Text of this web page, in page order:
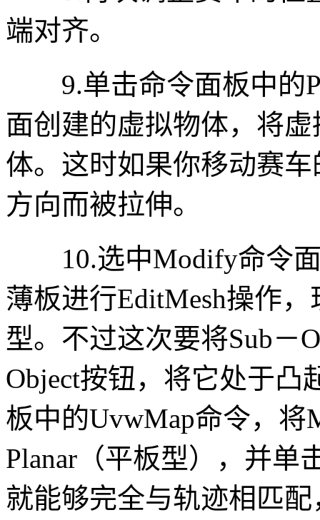
端对齐。
9.单击命令面板中的
面创建的虚拟物体，将
体。这时如果你移动赛
方向而被拉伸。
10.选中Modify命令面
薄板进行EditMesh操作
型。不过这次要将Sub－
Object按钮，将它处于凸
板中的UvwMap命令，将
Planar（平板型），并单
就能够完全与轨迹相匹